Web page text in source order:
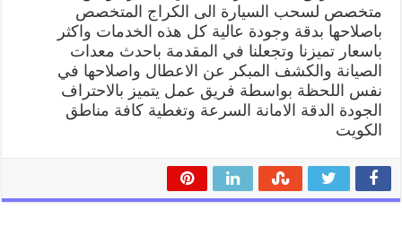
متخصص لسحب السيارة الى الكراج المتخصص
باصلاحها بدقة وجودة عالية كل هذه الخدمات واكثر
باسعار تميزنا وتجعلنا في المقدمة باحدث معدات
الصيانة والكشف المبكر عن الاعطال واصلاحها في
نفس اللحظة بواسطة فريق عمل يتميز بالاحتراف
الجودة الدقة الامانة السرعة وتغطية كافة مناطق
الكويت